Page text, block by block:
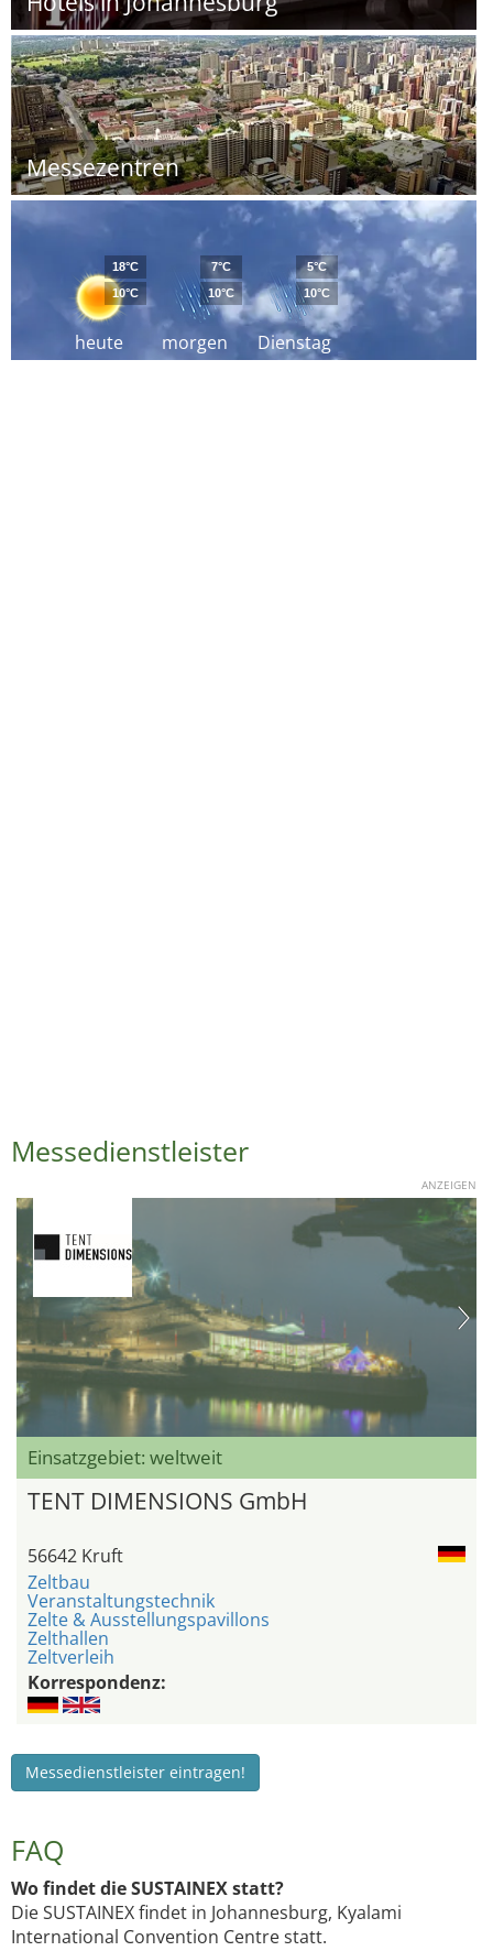
Messezentren
heute
18°C
10°C
morgen
7°C
10°C
Dienstag
5°C
10°C
Messedienstleister
ANZEIGEN
Einsatzgebiet: weltweit
TENT DIMENSIONS GmbH
56642 Kruft
Zeltbau
Veranstaltungstechnik
Zelte & Ausstellungspavillons
Zelthallen
Zeltverleih
Korrespondenz:
Messedienstleister eintragen!
FAQ
Wo findet die SUSTAINEX statt?
Die SUSTAINEX findet in Johannesburg, Kyalami
International Convention Centre statt.